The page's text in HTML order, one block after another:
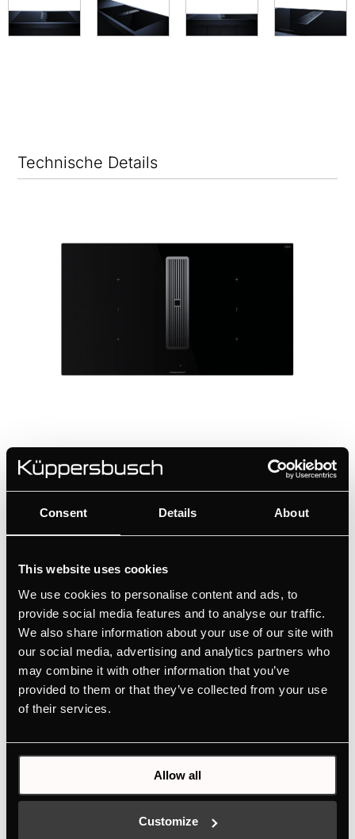
Consent Details About
This website uses cookies
We use cookies to personalise content and ads, to
provide social media features and to analyse our traffic.
We also share information about your use of our site with
our social media, advertising and analytics partners who
may combine it with other information that you’ve
provided to them or that they’ve collected from your use
of their services.
Allow all
Customize
Technische Details
KMI9350.0SR
Afzuiging, met 2 flexzones
Flex inductie
Selectie van de afzonderlijke kookzones met
glideControl
Efficiënte afzuigprestaties dankzij
efficiëntieklasse A++
Maximale vetafscheiding dankzij 10-lagig
metalen vetfilter
HANDLEIDINGEN
PRODUCTKAART
TECHNISCHE TEKENING
ENERGIELABEL